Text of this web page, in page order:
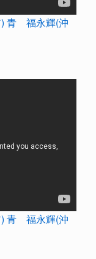
青 福永輝(沖
青 福永輝(沖